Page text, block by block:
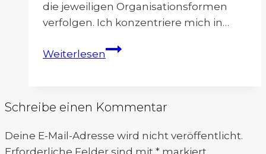
die jeweiligen Organisationsformen
verfolgen. Ich konzentriere mich in…
WeiterlesenDie
(Teil
Schreibe einen Kommentar
Deine E-Mail-Adresse wird nicht veröffentlicht.